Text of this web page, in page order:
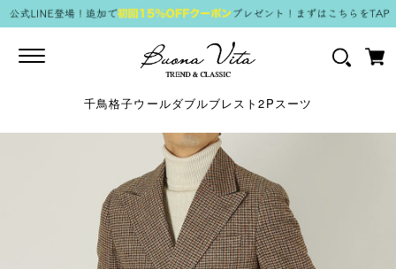
Toggle
千鳥格子ウールダブルブレスト2Pスーツ